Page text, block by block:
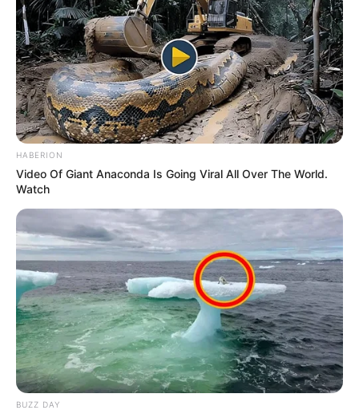
Merinding
Bikin Ngakak, 10 Potret
Cosplay Murah Pakai Bahan
Seadanya
Anti Mainstream, 10 Cara
Membawa Barang Belanjaan
Versi Warga Thailand
HABERION
Video Of Giant Anaconda Is Going Viral All Over The World.
Watch
BUZZ DAY